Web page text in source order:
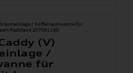
(V)
/
für